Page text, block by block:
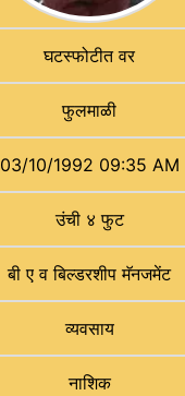
घटस्फोटीत वर
फुलमाळी
03/10/1992 09:35 AM
उंची ४ फुट
बी ए व बिल्डरशीप मॅनजमेंट
व्यवसाय
नाशिक